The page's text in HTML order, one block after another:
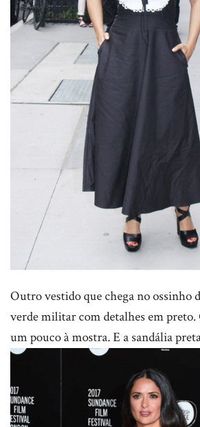
Outro vestido que chega no ossinho
verde militar com detalhes em
um pouco à mostra. E a sandália